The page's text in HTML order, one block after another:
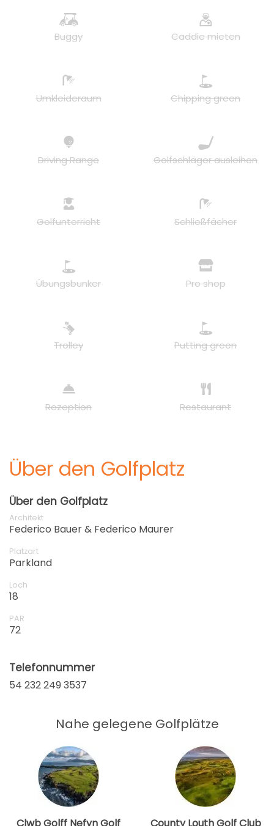
Buggy Caddie mieten
Umkleideraum Chipping green
Driving Range Golfschläger ausleihen
Golfunterricht Schließfächer
Übungsbunker Pro shop
Trolley Putting green
Rezeption Restaurant
Über den Golfplatz
Über den Golfplatz
Architekt
Federico Bauer & Federico Maurer
Platzart
Parkland
Loch
18
PAR
72
Telefonnummer
54 232 249 3537
Nahe gelegene Golfplätze
Clwb Golff Nefyn Golf
County Louth Golf Club